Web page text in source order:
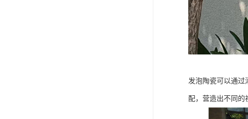
发泡陶瓷可以通过
配，营造出不同的